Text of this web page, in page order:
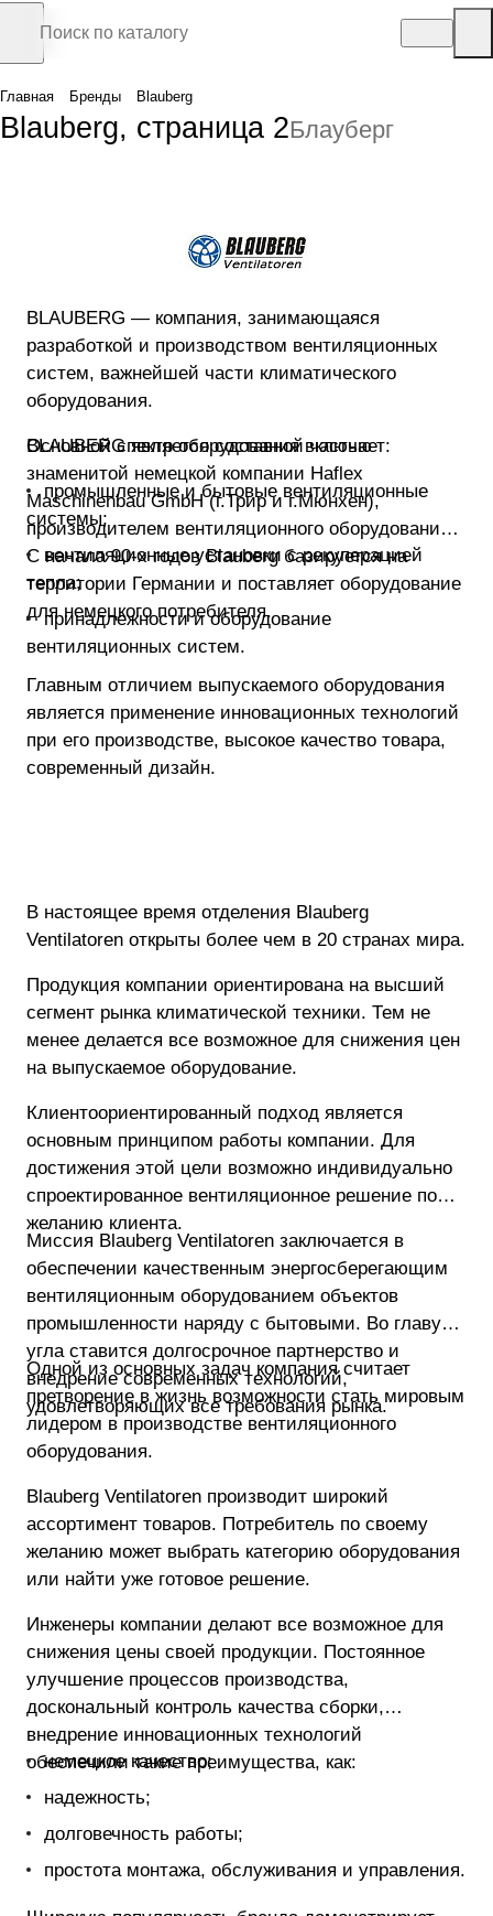
Главная Бренды Blauberg
Blauberg, страница 2Блауберг
BLAUBERG — компания, занимающаяся
разработкой и производством вентиляционных
систем, важнейшей части климатического
оборудования.
Основной спектр оборудования включает:
промышленные и бытовые вентиляционные
системы;
вентиляционные установки с рекуперацией
тепла;
принадлежности и оборудование
вентиляционных систем.
Главным отличием выпускаемого оборудования
является применение инновационных технологий
при его производстве, высокое качество товара,
современный дизайн.
BLAUBERG является составной частью
знаменитой немецкой компании Haflex
Maschinenbau GmbH (г.Трир и г.Мюнхен),
производителем вентиляционного оборудования.
С начала 90-х годов Blauberg базируется на
территории Германии и поставляет оборудование
для немецкого потребителя.
В настоящее время отделения Blauberg
Ventilatoren открыты более чем в 20 странах мира.
Продукция компании ориентирована на высший
сегмент рынка климатической техники. Тем не
менее делается все возможное для снижения цен
на выпускаемое оборудование.
Клиентоориентированный подход является
основным принципом работы компании. Для
достижения этой цели возможно индивидуально
спроектированное вентиляционное решение по
желанию клиента.
Миссия Blauberg Ventilatoren заключается в
обеспечении качественным энергосберегающим
вентиляционным оборудованием объектов
промышленности наряду с бытовыми. Во главу
угла ставится долгосрочное партнерство и
внедрение современных технологий,
удовлетворяющих все требования рынка.
Одной из основных задач компания считает
претворение в жизнь возможности стать мировым
лидером в производстве вентиляционного
оборудования.
Blauberg Ventilatoren производит широкий
ассортимент товаров. Потребитель по своему
желанию может выбрать категорию оборудования
или найти уже готовое решение.
Инженеры компании делают все возможное для
снижения цены своей продукции. Постоянное
улучшение процессов производства,
доскональный контроль качества сборки,
внедрение инновационных технологий
обеспечили такие преимущества, как:
немецкое качество;
надежность;
долговечность работы;
простота монтажа, обслуживания и управления.